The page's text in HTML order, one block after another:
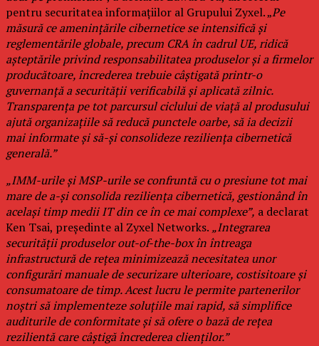
pentru securitatea informațiilor al Grupului Zyxel. „Pe
măsură ce amenințările cibernetice se intensifică și
reglementările globale, precum CRA în cadrul UE, ridică
așteptările privind responsabilitatea produselor și a firmelor
producătoare, încrederea trebuie câștigată printr-o
guvernanță a securității verificabilă și aplicată zilnic.
Transparența pe tot parcursul ciclului de viață al produsului
ajută organizațiile să reducă punctele oarbe, să ia decizii
mai informate și să-și consolideze reziliența cibernetică
generală.”
„IMM-urile și MSP-urile se confruntă cu o presiune tot mai
mare de a-și consolida reziliența cibernetică, gestionând în
același timp medii IT din ce în ce mai complexe”, a declarat
Ken Tsai, președinte al Zyxel Networks. „Integrarea
securității produselor out-of-the-box în întreaga
infrastructură de rețea minimizează necesitatea unor
configurări manuale de securizare ulterioare, costisitoare și
consumatoare de timp. Acest lucru le permite partenerilor
noștri să implementeze soluțiile mai rapid, să simplifice
auditurile de conformitate și să ofere o bază de rețea
rezilientă care câștigă încrederea clienților.”